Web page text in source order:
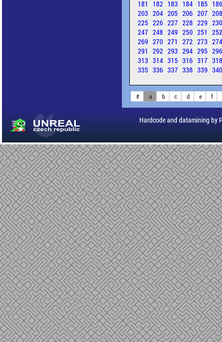
181
182 183 184 185
203 204 205 206 207
225 226 227 228 229
247 248 249 250 251
269 270 271 272 273
291 292 293 294 295
313 314 315 316 317
335 336 337 338 339
# a b c d e f
Hardcode and datamining by